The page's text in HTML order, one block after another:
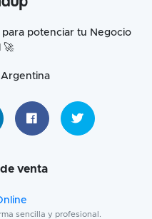
potenciar tu Negocio
🚀
Argentina
venta
sencilla y profesional.